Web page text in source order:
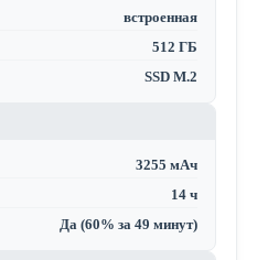
встроенная
512 ГБ
SSD M.2
3255 мАч
14 ч
Да (60% за 49 минут)